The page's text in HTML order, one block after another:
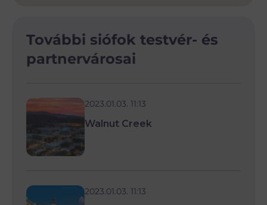
További siófok testvér- és
partnervárosai
2023.01.03. 11:13
Walnut Creek
2023.01.03. 11:13